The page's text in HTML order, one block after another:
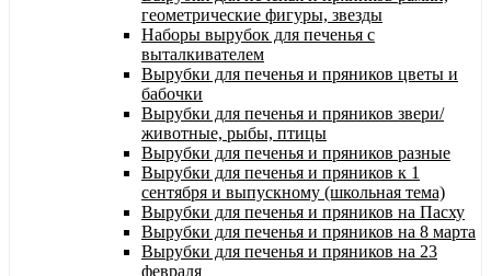
геометрические фигуры, звезды
Наборы вырубок для печенья с
выталкивателем
Вырубки для печенья и пряников цветы и
бабочки
Вырубки для печенья и пряников звери/
животные, рыбы, птицы
Вырубки для печенья и пряников разные
Вырубки для печенья и пряников к 1
сентября и выпускному (школьная тема)
Вырубки для печенья и пряников на Пасху
Вырубки для печенья и пряников на 8 марта
Вырубки для печенья и пряников на 23
февраля